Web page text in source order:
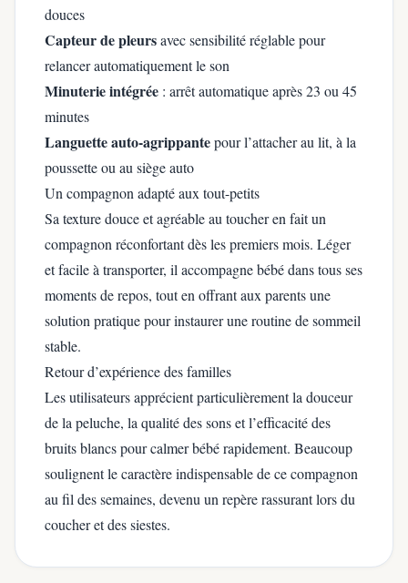
douces
Capteur de pleursavec sensibilité réglable pour
relancer automatiquement le son
Minuterie intégrée : arrêt automatique après 23 ou 45
minutes
Languette auto-agrippantepour l’attacher au lit, à la
poussette ou au siège auto
Un compagnon adapté aux tout-petits
Sa texture douce et agréable au toucher en fait un
compagnon réconfortant dès les premiers mois. Léger
et facile à transporter, il accompagne bébé dans tous ses
moments de repos, tout en offrant aux parents une
solution pratique pour instaurer une routine de sommeil
stable.
Retour d’expérience des familles
Les utilisateurs apprécient particulièrement la douceur
de la peluche, la qualité des sons et l’efficacité des
bruits blancs pour calmer bébé rapidement. Beaucoup
soulignent le caractère indispensable de ce compagnon
au fil des semaines, devenu un repère rassurant lors du
coucher et des siestes.